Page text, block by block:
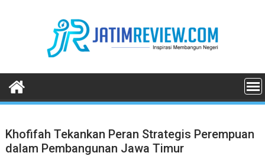
Khofifah Tekankan Peran Strategis Perempuan
dalam Pembangunan Jawa Timur